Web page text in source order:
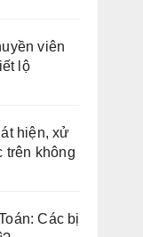
viên
lộ
hiện, xử
trên không
Các bị